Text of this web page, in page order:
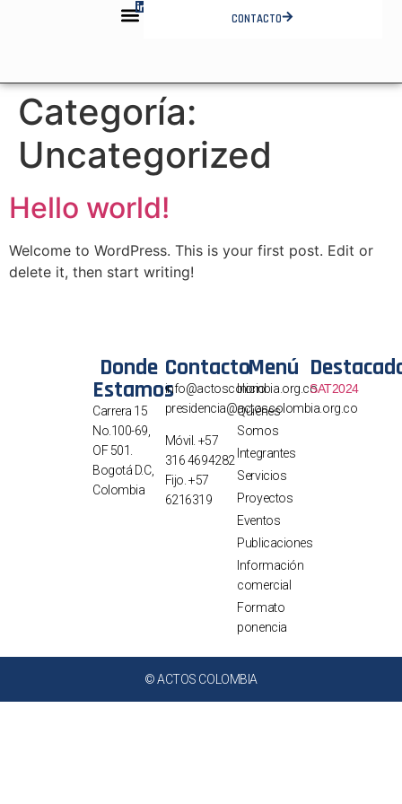
CONTACTO
Categoría:
Uncategorized
Hello world!
Welcome to WordPress. This is your first post. Edit or
delete it, then start writing!
Donde
Estamos
Carrera 15
No.100-69,
OF 501.
Bogotá D.C,
Colombia
Contacto
info@actoscolombia.org.co
presidencia@actoscolombia.org.co
Móvil. +57
316 4694282
Fijo. +57
6216319
Menú
Inicio
Quiénes
Somos
Integrantes
Servicios
Proyectos
Eventos
Publicaciones
Información
comercial
Formato
ponencia
SAT2024
© ACTOS COLOMBIA